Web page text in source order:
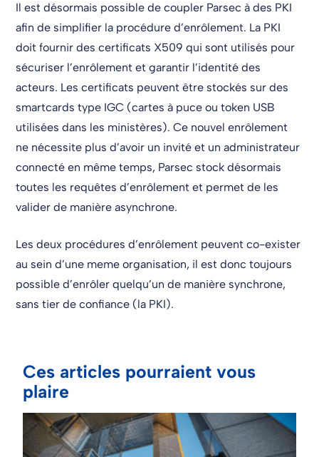
Il est désormais possible de coupler Parsec à des PKI
afin de simplifier la procédure d’enrôlement. La PKI
doit fournir des certificats X509 qui sont utilisés pour
sécuriser l’enrôlement et garantir l’identité des
acteurs. Les certificats peuvent être stockés sur des
smartcards type IGC (cartes à puce ou token USB
utilisées dans les ministères). Ce nouvel enrôlement
ne nécessite plus d’avoir un invité et un administrateur
connecté en même temps, Parsec stock désormais
toutes les requêtes d’enrôlement et permet de les
valider de manière asynchrone.
Les deux procédures d’enrôlement peuvent co-exister
au sein d’une meme organisation, il est donc toujours
possible d’enrôler quelqu’un de manière synchrone,
sans tier de confiance (la PKI).
Ces articles pourraient vous
plaire